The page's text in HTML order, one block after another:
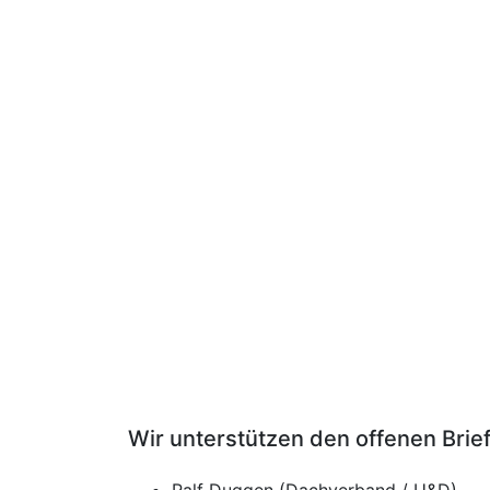
Wir unterstützen den offenen